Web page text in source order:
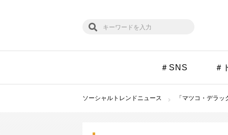
＃SNS ＃
ソーシャルトレンドニュース 「マツコ・デラ